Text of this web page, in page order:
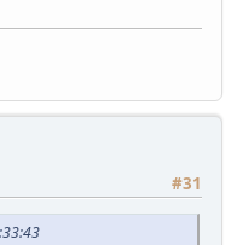
#31